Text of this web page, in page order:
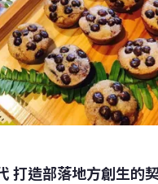
種，組成部落小農共耕
物。走進來義鄉義林部
小米、紅藜、黑藜、樹
小農順應節令種植、每
打造部落地方創生的